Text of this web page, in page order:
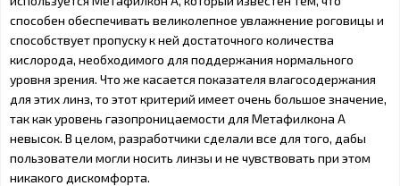
способен обеспечивать великолепное увлажнение роговицы и
способствует пропуску к ней достаточного количества
кислорода, необходимого для поддержания нормального
уровня зрения. Что же касается показателя влагосодержания
для этих линз, то этот критерий имеет очень большое значение,
так как уровень газопроницаемости для Метафилкона А
невысок. В целом, разработчики сделали все для того, дабы
пользователи могли носить линзы и не чувствовать при этом
никакого дискомфорта.